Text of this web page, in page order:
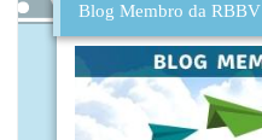
Blog Membro da RBBV